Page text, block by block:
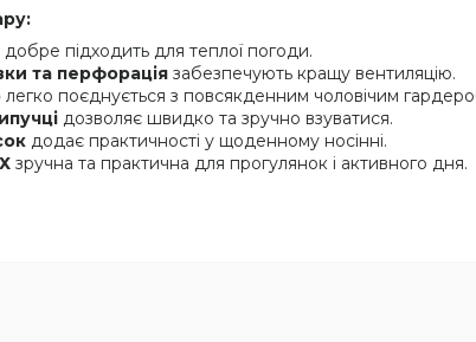
добре підходить для теплої погоди.
та перфорація забезпечують кращу вентиляцію.
легко поєднується з повсякденним чоловічим
дозволяє швидко та зручно взуватися.
додає практичності у щоденному носінні.
зручна та практична для прогулянок і активного дня.